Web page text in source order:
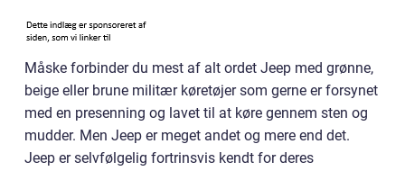
Måske forbinder du mest af alt ordet Jeep med grønne,
beige eller brune militær køretøjer som gerne er forsynet
med en presenning og lavet til at køre gennem sten og
mudder. Men Jeep er meget andet og mere end det.
Jeep er selvfølgelig fortrinsvis kendt for deres